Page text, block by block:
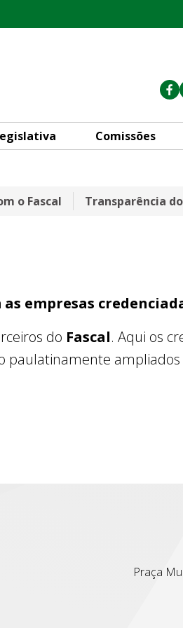
Comissões
o Fascal Transparência
empresas
do Fascal. Aqui os
paulatinamente
Praça